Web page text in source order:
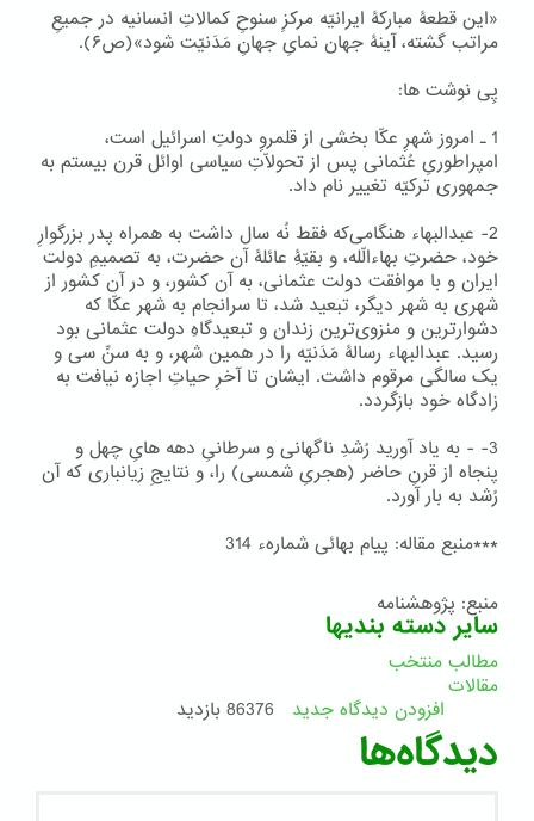
«این قطعۀ مبارکۀ ایرانیّه مرکزِ سنوحِ کمالاتِ انسانیه در جمیعِ
مراتب گشته، آینۀ جهان نمایِ جهانِ مَدَنیّت شود»(ص۶).
پِی نوشت ها:
1 ۔ امروز شهرِ عکّا بخشی از قلمروِ دولتِ اسرائیل است،
امپراطوریِ عُثمانی پس از تحولّاتِ سیاسی اوائل قرن بیستم به
جمهوری ترکیّه تغییر نام داد.
2- عبدالبهاء هنگامی‌که فقط نُه سال داشت به همراه پدر بزرگوارِ
خود، حضرتِ بهاءالّله، و بقیّۀِ عائلۀ آن حضرت، به تصمیمِ دولت
ایران و با موافقت دولت عثمانی، به آن کشور، و در آن کشور از
شهری به شهر دیگر، تبعید شد، تا سرانجام به شهر عکّا که
دشوارترین و منزوی‌ترین زندان و تبعیدگاهِ دولت عثمانی بود
رسید. عبدالبهاء رسالۀ مَدَنیّه را در همین شهر، و به سنِّ سی و
یک سالگی مرقوم داشت. ایشان تا آخرِ حیاتِ اجازه نیافت به
زادگاه خود بازگردد.
3- - به یاد آورید رُشدِ ناگهانی و سرطانیِ دهه هایِ چهل و
پنجاه از قرنِ حاضر (هجریِ شمسی) را، و نتایجِ زیانباری که آن
رُشد به بار آورد.
***منبع مقاله: پیام بهائی شمارهء 314
منبع: پژوهشنامه
سایر دسته بندیها
مطالب منتخب
مقالات
افزودن دیدگاه جدید
86376 بازدید
دیدگاه‌ها